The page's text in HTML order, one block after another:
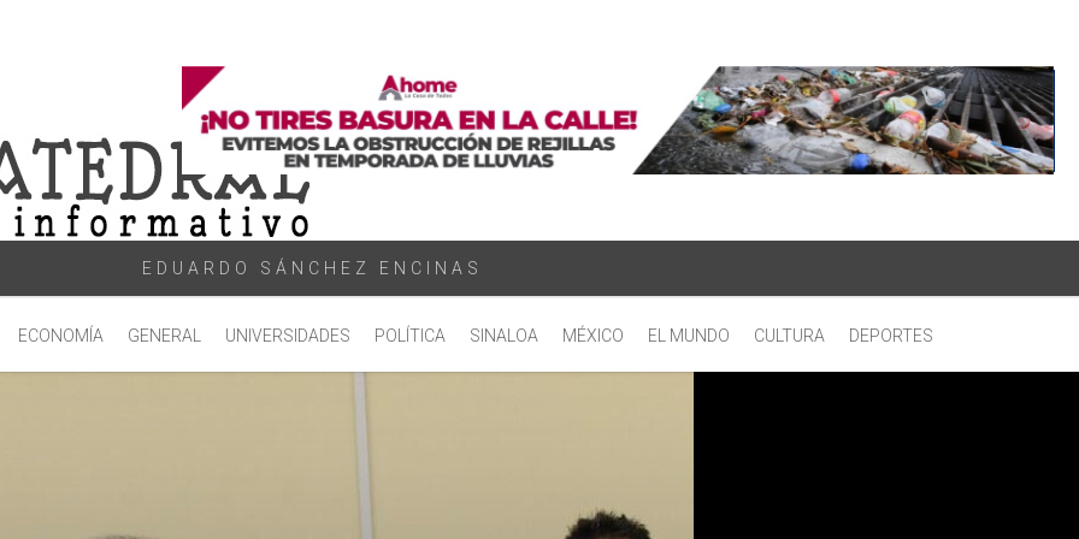
EDUARDO SÁNCHEZ ENCINAS
ECONOMÍA GENERAL UNIVERSIDADES POLÍTICA SINALOA MÉXICO EL MUNDO CULTURA DEPORTES